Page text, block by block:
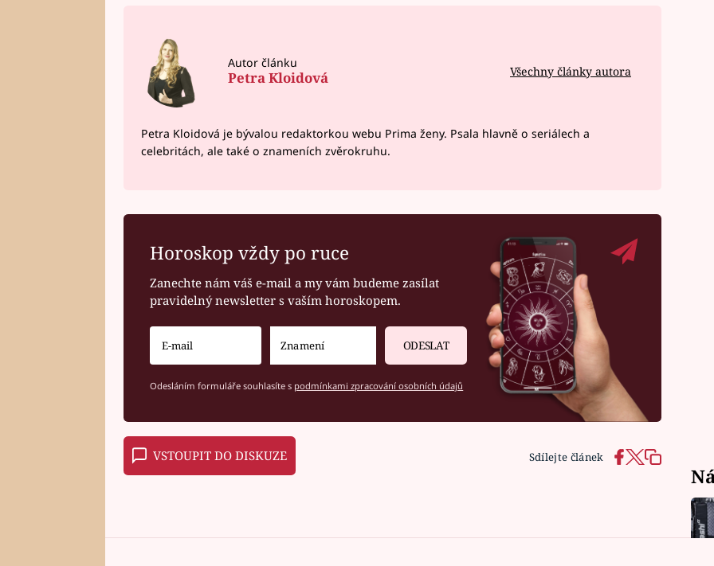
Autor článku
Petra Kloidová Všechny články autora
Petra Kloidová je bývalou redaktorkou webu Prima ženy. Psala hlavně o seriálech a
celebritách, ale také o znameních zvěrokruhu.
Horoskop vždy po ruce
Zanechte nám váš e-mail a my vám budeme zasílat
pravidelný newsletter s vaším horoskopem.
ODESLAT
Odesláním formuláře souhlasíte s podmínkami zpracování osobních údajů
VSTOUPIT DO DISKUZE Sdílejte článek